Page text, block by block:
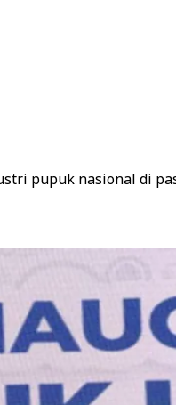
pupuk nasional di